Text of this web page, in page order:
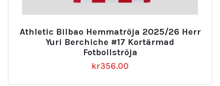
Athletic Bilbao Hemmatröja 2025/26 Herr
Yuri Berchiche #17 Kortärmad
Fotbollströja
kr356.00